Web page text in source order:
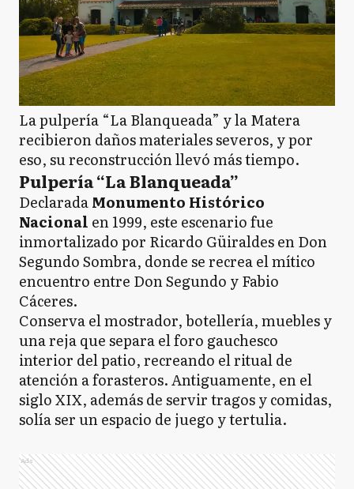
La pulpería “La Blanqueada” y la Matera
recibieron daños materiales severos, y por
eso, su reconstrucción llevó más tiempo.
Pulpería “La Blanqueada”
DeclaradaMonumento Histórico
Nacional en 1999, este escenario fue
inmortalizado por Ricardo Güiraldes en Don
Segundo Sombra, donde se recrea el mítico
encuentro entre Don Segundo y Fabio
Cáceres.
Conserva el mostrador, botellería, muebles y
una reja que separa el foro gauchesco
interior del patio, recreando el ritual de
atención a forasteros. Antiguamente, en el
siglo XIX, además de servir tragos y comidas,
solía ser un espacio de juego y tertulia.
Ads